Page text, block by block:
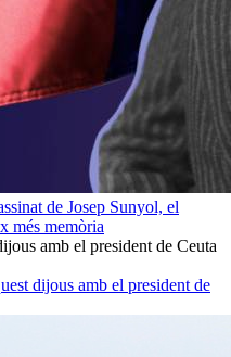
de Josep Sunyol, el
més memòria
dijous amb el president de